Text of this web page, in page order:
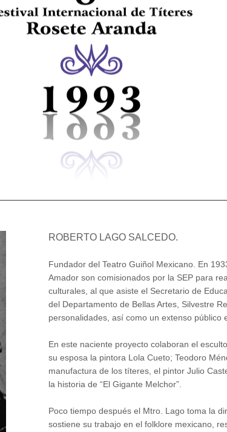
ROBERTO LAGO SALCEDO.
Fundador del Teatro Guiñol Mexicano. En
Amador son comisionados por la SEP para
culturales, al que asiste el Secretario de
del Departamento de Bellas Artes, Silvestre
personalidades, así como un extenso público
En este naciente proyecto colaboran el
su esposa la pintora Lola Cueto; Teodoro
manufactura de los títeres, el pintor Julio
la historia de “El Gigante Melchor”.
Poco tiempo después el Mtro. Lago toma la
sostiene su trabajo en el folklore mexicano,